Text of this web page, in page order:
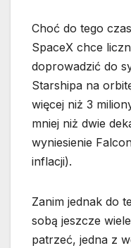
Choć do tego
SpaceX chce
doprowadzić do
Starshipa na
więcej niż 3
mniej niż dwie
wyniesienie
inflacji).
Zanim jednak do
sobą jeszcze
patrzeć, jedna z